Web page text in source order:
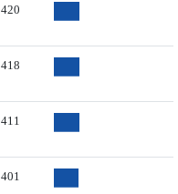
420
418
411
401